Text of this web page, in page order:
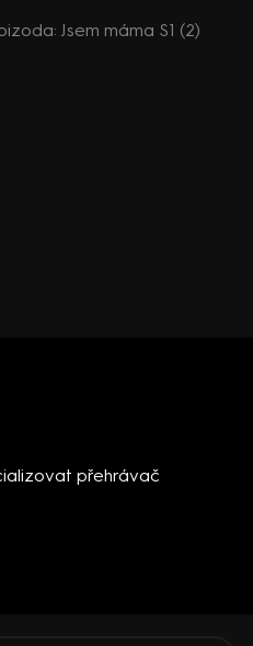
Jsem máma S1 (2)
přehrávač